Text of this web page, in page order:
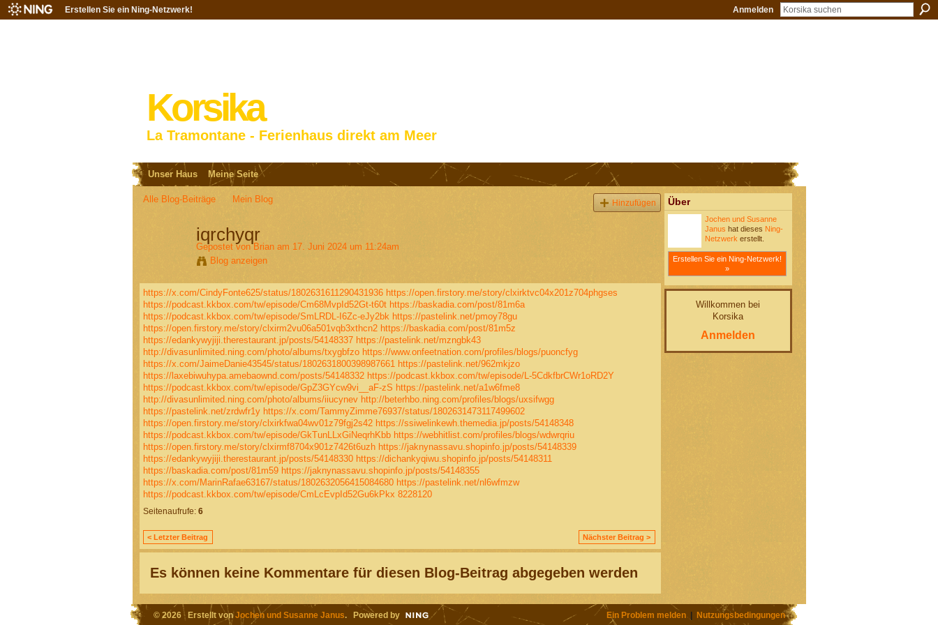
Erstellen Sie ein Ning-Netzwerk! Anmelden
Korsika
La Tramontane - Ferienhaus direkt am Meer
Unser Haus Meine Seite
Alle Blog-Beiträge Mein Blog Hinzufügen
iqrchyqr
Gepostet vonBrianam 17. Juni 2024 um 11:24am
Blog anzeigen
https://x.com/CindyFonte625/status/1802631611290431936 https://open.firstory.me/story/clxirktvc04x201z704phgses
https://podcast.kkbox.com/tw/episode/Cm68MvpId52Gt-t60t https://baskadia.com/post/81m6a
https://podcast.kkbox.com/tw/episode/SmLRDL-I6Zc-eJy2bk https://pastelink.net/pmoy78gu
https://open.firstory.me/story/clxirm2vu06a501vqb3xthcn2 https://baskadia.com/post/81m5z
https://edankywyjiji.therestaurant.jp/posts/54148337 https://pastelink.net/mzngbk43
http://divasunlimited.ning.com/photo/albums/txygbfzo https://www.onfeetnation.com/profiles/blogs/puoncfyg
https://x.com/JaimeDanie43545/status/1802631800398987661 https://pastelink.net/962mkjzo
https://laxebiwuhypa.amebaownd.com/posts/54148332 https://podcast.kkbox.com/tw/episode/L-5CdkfbrCWr1oRD2Y
https://podcast.kkbox.com/tw/episode/GpZ3GYcw9vi__aF-zS https://pastelink.net/a1w6fme8
http://divasunlimited.ning.com/photo/albums/iiucynev http://beterhbo.ning.com/profiles/blogs/uxsifwgg
https://pastelink.net/zrdwfr1y https://x.com/TammyZimme76937/status/1802631473117499602
https://open.firstory.me/story/clxirkfwa04wv01z79fgj2s42 https://ssiwelinkewh.themedia.jp/posts/54148348
https://podcast.kkbox.com/tw/episode/GkTunLLxGiNeqrhKbb https://webhitlist.com/profiles/blogs/wdwrqriu
https://open.firstory.me/story/clxirmf8704x901z7426t6uzh https://jaknynassavu.shopinfo.jp/posts/54148339
https://edankywyjiji.therestaurant.jp/posts/54148330 https://dichankyqiwu.shopinfo.jp/posts/54148311
https://baskadia.com/post/81m59 https://jaknynassavu.shopinfo.jp/posts/54148355
https://x.com/MarinRafae63167/status/1802632056415084680 https://pastelink.net/nl6wfmzw
https://podcast.kkbox.com/tw/episode/CmLcEvpId52Gu6kPkx 8228120
Seitenaufrufe: 6
< Letzter Beitrag Nächster Beitrag >
Es können keine Kommentare für diesen Blog-Beitrag abgegeben werden
Über
Jochen und Susanne
Janus hat dieses Ning-
Netzwerk erstellt.
Erstellen Sie ein Ning-Netzwerk!
»
Willkommen bei
Korsika
Anmelden
© 2026 Erstellt vonJochen und Susanne Janus. Powered by Ein Problem melden| Nutzungsbedingungen